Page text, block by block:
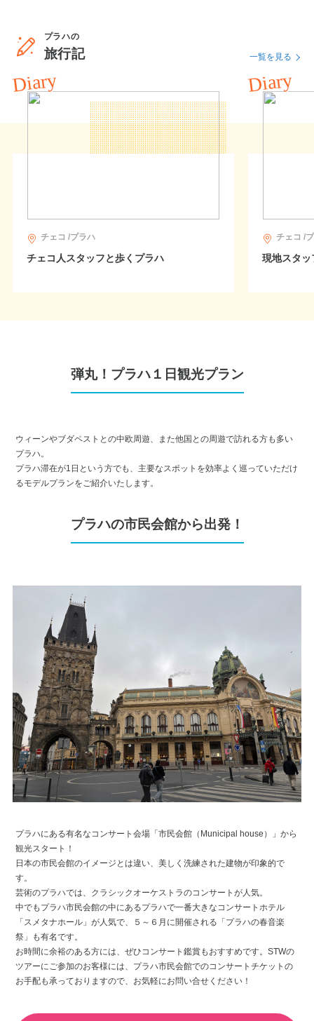
プラハの
旅行記 一覧を見る
Diary
チェコ /プラハ
チェコ人スタッフと歩くプラハ
Diary
チェコ /
現地スタッ
弾丸！プラハ１日観光プラン
ウィーンやブダペストとの中欧周遊、また他国との周遊で訪れる方も多い
プラハ。
プラハ滞在が1日という方でも、主要なスポットを効率よく巡っていただけ
るモデルプランをご紹介いたします。
プラハの市民会館から出発！
プラハにある有名なコンサート会場「市民会館（Municipal house）」から
観光スタート！
日本の市民会館のイメージとは違い、美しく洗練された建物が印象的で
す。
芸術のプラハでは、クラシックオーケストラのコンサートが人気。
中でもプラハ市民会館の中にあるプラハで一番大きなコンサートホテル
「スメタナホール」が人気で、５～６月に開催される「プラハの春音楽
祭」も有名です。
お時間に余裕のある方には、ぜひコンサート鑑賞もおすすめです。STWの
ツアーにご参加のお客様には、プラハ市民会館でのコンサートチケットの
お手配も承っておりますので、お気軽にお問い合せください！